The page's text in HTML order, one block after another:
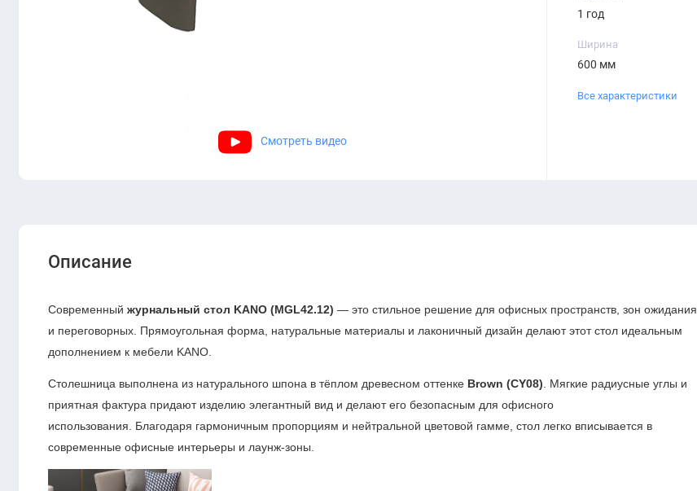
Смотреть видео
1 год
Ширина
600 мм
Все характеристики
Описание
Современныйжурнальный стол KANO (MGL42.12) — это стильное решение для офисных пространств, зон ожидания
и переговорных. Прямоугольная форма, натуральные материалы и лаконичный дизайн делают этот стол идеальным
дополнением к мебели KANO.
Столешница выполнена из натурального шпона в тёплом древесном оттенке Brown (CY08). Мягкие радиусные углы и
приятная фактура придают изделию элегантный вид и делают его безопасным для офисного
использования. Благодаря гармоничным пропорциям и нейтральной цветовой гамме, стол легко вписывается в
современные офисные интерьеры и лаунж-зоны.